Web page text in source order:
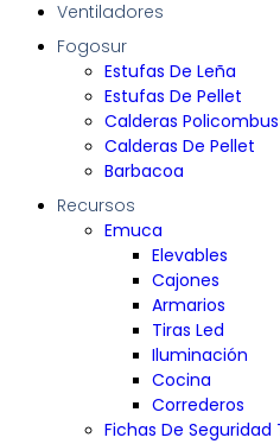
Ventiladores
Fogosur
Estufas De Leña
Estufas De Pellet
Calderas
Calderas De Pellet
Barbacoa
Recursos
Emuca
Elevables
Cajones
Armarios
Tiras Led
Iluminación
Cocina
Correderos
Fichas De Seguridad